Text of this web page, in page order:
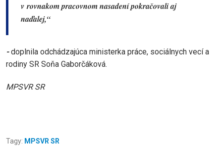
v rovnakom pracovnom nasadení pokračovali aj
naďalej,“
-doplnila odchádzajúca ministerka práce, sociálnych vecí a
rodiny SR Soňa Gaborčáková.
MPSVR SR
Tagy: MPSVR SR